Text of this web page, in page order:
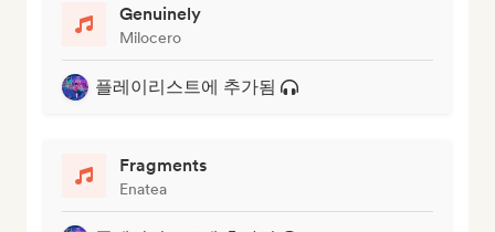
Genuinely
Milocero
플레이리스트에 추가됨
Fragments
Enatea